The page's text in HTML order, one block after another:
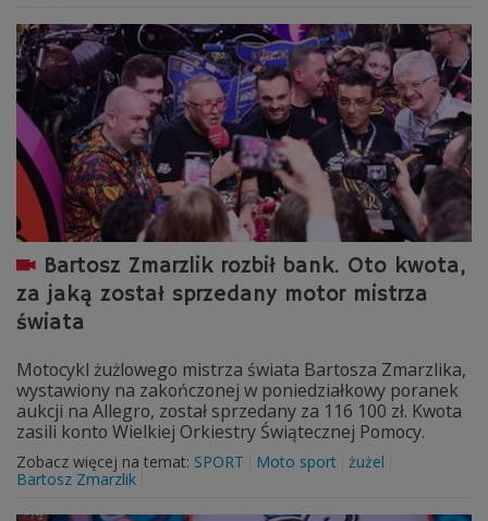
Bartosz Zmarzlik rozbił bank. Oto kwota,
za jaką został sprzedany motor mistrza
świata
Motocykl żużlowego mistrza świata Bartosza Zmarzlika,
wystawiony na zakończonej w poniedziałkowy poranek
aukcji na Allegro, został sprzedany za 116 100 zł. Kwota
zasili konto Wielkiej Orkiestry Świątecznej Pomocy.
Zobacz więcej na temat: SPORT Moto sport żużel
Bartosz Zmarzlik